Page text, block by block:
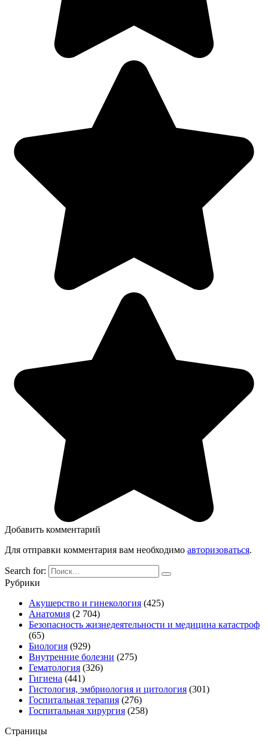
Добавить комментарий
Для отправки комментария вам необходимо авторизоваться.
Search for:
Рубрики
Акушерство и гинекология (425)
Анатомия (2 704)
Безопасность жизнедеятельности и медицина катастроф
(65)
Биология (929)
Внутренние болезни (275)
Гематология (326)
Гигиена (441)
Гистология, эмбриология и цитология (301)
Госпитальная терапия (276)
Госпитальная хирургия (258)
Страницы